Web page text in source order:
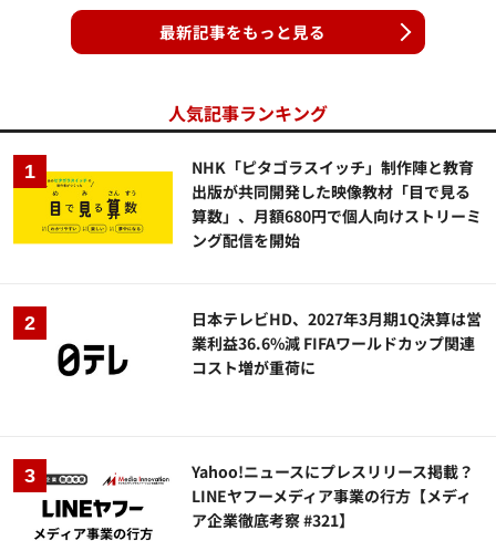
最新記事をもっと見る
人気記事ランキング
NHK「ピタゴラスイッチ」制作陣と教育
出版が共同開発した映像教材「目で見る
算数」、月額680円で個人向けストリーミ
ング配信を開始
日本テレビHD、2027年3月期1Q決算は営
業利益36.6%減 FIFAワールドカップ関連
コスト増が重荷に
Yahoo!ニュースにプレスリリース掲載？
LINEヤフーメディア事業の行方【メディ
ア企業徹底考察 #321】